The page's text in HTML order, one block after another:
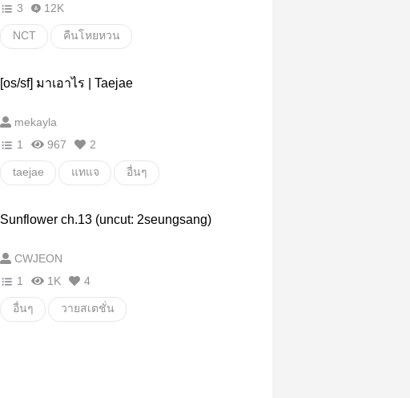
3
12K
NCT คืนโหยหวน
[os/sf] มาเอาไร | Taejae
mekayla
1
967 2
taejae แทแจ อื่นๆ
Sunflower ch.13 (uncut: 2seungsang)
CWJEON
1
1K 4
อื่นๆ วายสเตชั่น